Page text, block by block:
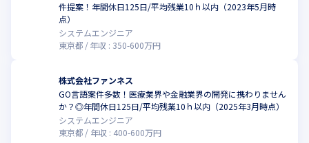
件提案！年間休日125日/平均残業10ｈ以内（2023年5月時
点）
システムエンジニア
東京都
年収 : 350-600万円
株式会社ファンネス
GO言語案件多数！医療業界や金融業界の開発に携わりません
か？◎年間休日125日/平均残業10ｈ以内（2025年3月時点）
システムエンジニア
東京都
年収 : 400-600万円